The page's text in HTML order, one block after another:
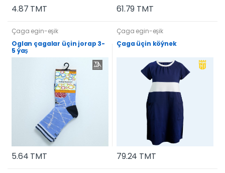
4.87 TMT 61.79 TMT
Çaga egin-eşik
Oglan çagalar üçin jorap 3-
5 ýaş
5.64 TMT
Çaga egin-eşik
Çaga üçin köýnek
79.24 TMT